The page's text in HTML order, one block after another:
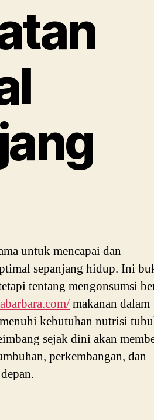
untuk mencapai dan
sepanjang hidup. Ini
tentang mengonsumsi
makanan dalam
kebutuhan nutrisi
sejak dini akan
perkembangan, dan